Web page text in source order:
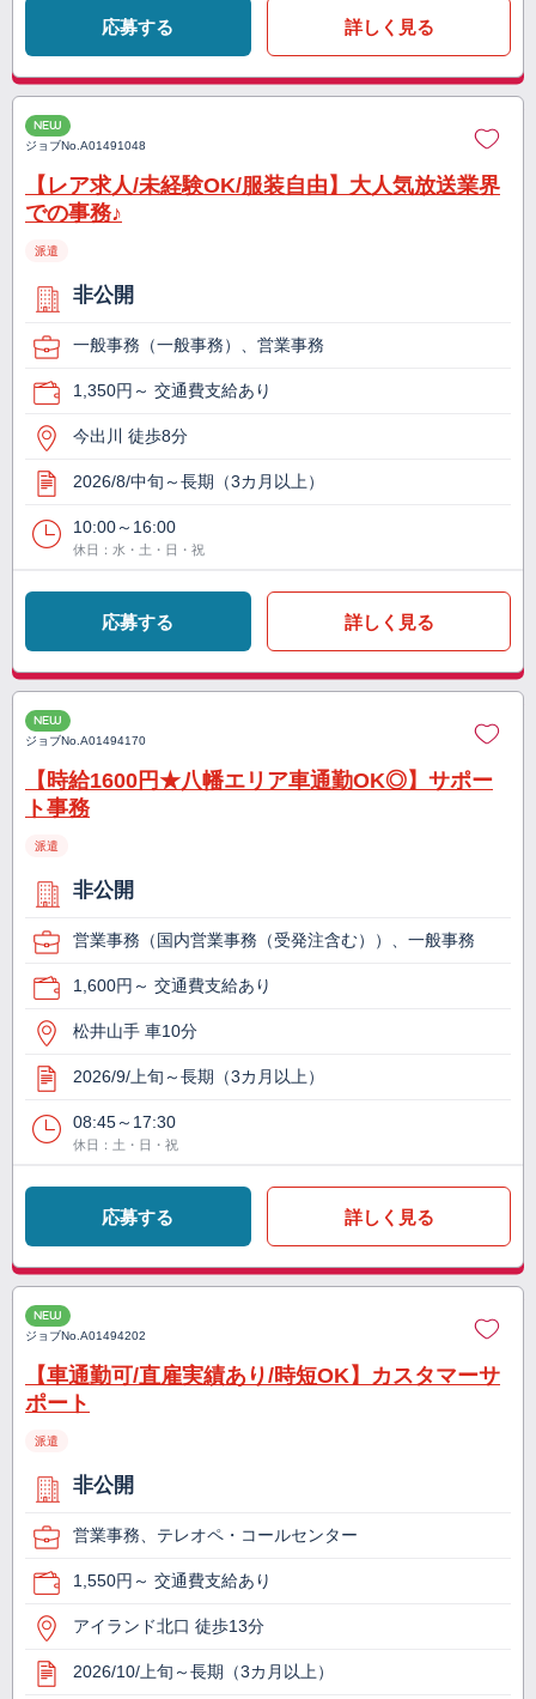
応募する 詳しく見る
NEW
ジョブNo.A01491048
【レア求人/未経験OK/服装自由】大人気放送業界
での事務♪
派遣
非公開
一般事務（一般事務）、営業事務
1,350円～ 交通費支給あり
今出川 徒歩8分
2026/8/中旬～長期（3カ月以上）
10:00～16:00
休日：水・土・日・祝
応募する 詳しく見る
NEW
ジョブNo.A01494170
【時給1600円★八幡エリア車通勤OK◎】サポー
ト事務
派遣
非公開
営業事務（国内営業事務（受発注含む））、一般事務
1,600円～ 交通費支給あり
松井山手 車10分
2026/9/上旬～長期（3カ月以上）
08:45～17:30
休日：土・日・祝
応募する 詳しく見る
NEW
ジョブNo.A01494202
【車通勤可/直雇実績あり/時短OK】カスタマーサ
ポート
派遣
非公開
営業事務、テレオペ・コールセンター
1,550円～ 交通費支給あり
アイランド北口 徒歩13分
2026/10/上旬～長期（3カ月以上）